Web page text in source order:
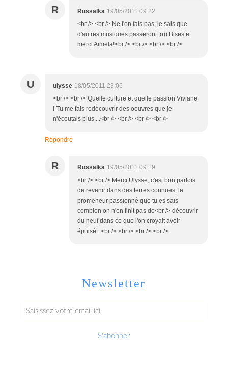
R Russalka 19/05/2011 09:22
<br /> <br /> Ne t'en fais pas, je sais que
d'autres musiques passeront ;o)) Bises et
merci Aimela!<br /> <br /> <br /> <br />
U ulysse 18/05/2011 23:06
<br /> <br /> Quelle culture et quelle passion Viviane
! Tu me fais redécouvrir des oeuvres que je
n'écoutais plus....<br /> <br /> <br /> <br />
Répondre
R Russalka 19/05/2011 09:19
<br /> <br /> Merci Ulysse, c'est bon parfois
de revenir dans des terres connues, le
promeneur passionné que tu es sais
combien on n'en finit pas de<br /> découvrir
du neuf dans ce que l'on croyait avoir
épuisé...<br /> <br /> <br /> <br />
Newsletter